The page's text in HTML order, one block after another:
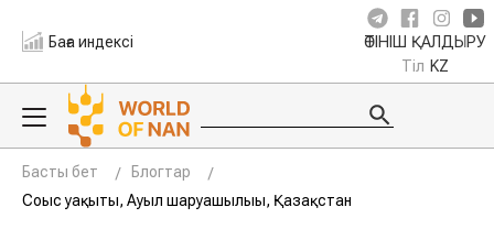
Баға индексі ӨТІНІШ ҚАЛДЫРУ
Тіл KZ
Басты бет
Блогтар
Соғыс уақыты, Ауыл шаруашылығы, Қазақстан